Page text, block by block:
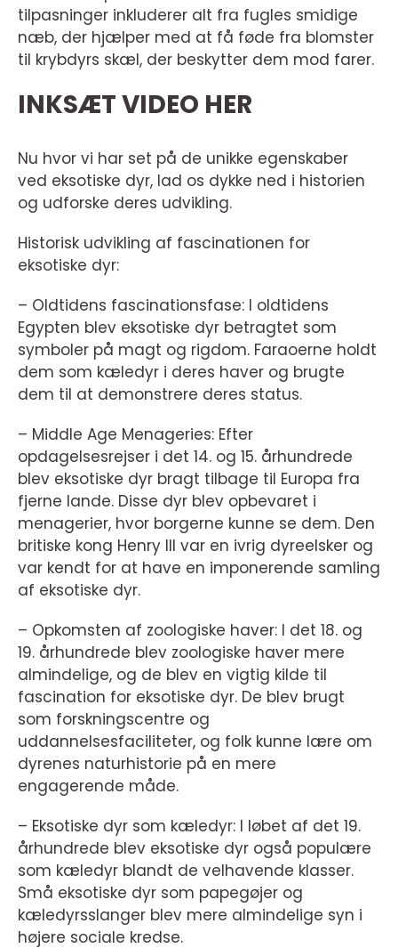
tilpasninger inkluderer alt fra fugles smidige
næb, der hjælper med at få føde fra blomster
til krybdyrs skæl, der beskytter dem mod farer.
INKSÆT VIDEO HER
Nu hvor vi har set på de unikke egenskaber
ved eksotiske dyr, lad os dykke ned i historien
og udforske deres udvikling.
Historisk udvikling af fascinationen for
eksotiske dyr:
– Oldtidens fascinationsfase: I oldtidens
Egypten blev eksotiske dyr betragtet som
symboler på magt og rigdom. Faraoerne holdt
dem som kæledyr i deres haver og brugte
dem til at demonstrere deres status.
– Middle Age Menageries: Efter
opdagelsesrejser i det 14. og 15. århundrede
blev eksotiske dyr bragt tilbage til Europa fra
fjerne lande. Disse dyr blev opbevaret i
menagerier, hvor borgerne kunne se dem. Den
britiske kong Henry III var en ivrig dyreelsker og
var kendt for at have en imponerende samling
af eksotiske dyr.
– Opkomsten af zoologiske haver: I det 18. og
19. århundrede blev zoologiske haver mere
almindelige, og de blev en vigtig kilde til
fascination for eksotiske dyr. De blev brugt
som forskningscentre og
uddannelsesfaciliteter, og folk kunne lære om
dyrenes naturhistorie på en mere
engagerende måde.
– Eksotiske dyr som kæledyr: I løbet af det 19.
århundrede blev eksotiske dyr også populære
som kæledyr blandt de velhavende klasser.
Små eksotiske dyr som papegøjer og
kæledyrsslanger blev mere almindelige syn i
højere sociale kredse.